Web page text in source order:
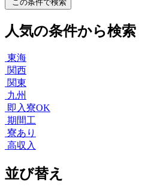
この条件で検索
人気の条件から検索
東海
関西
関東
九州
即入寮OK
期間工
寮あり
高収入
並び替え